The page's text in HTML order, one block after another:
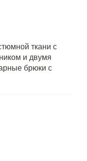
ткани с
и двумя
брюки с